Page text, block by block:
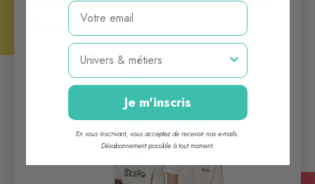
24h !
moins de
email
Métier
Je m'inscris
En vous inscrivant, vous acceptez de recevoir nos e-mails.
Désabonnement possible à tout moment.